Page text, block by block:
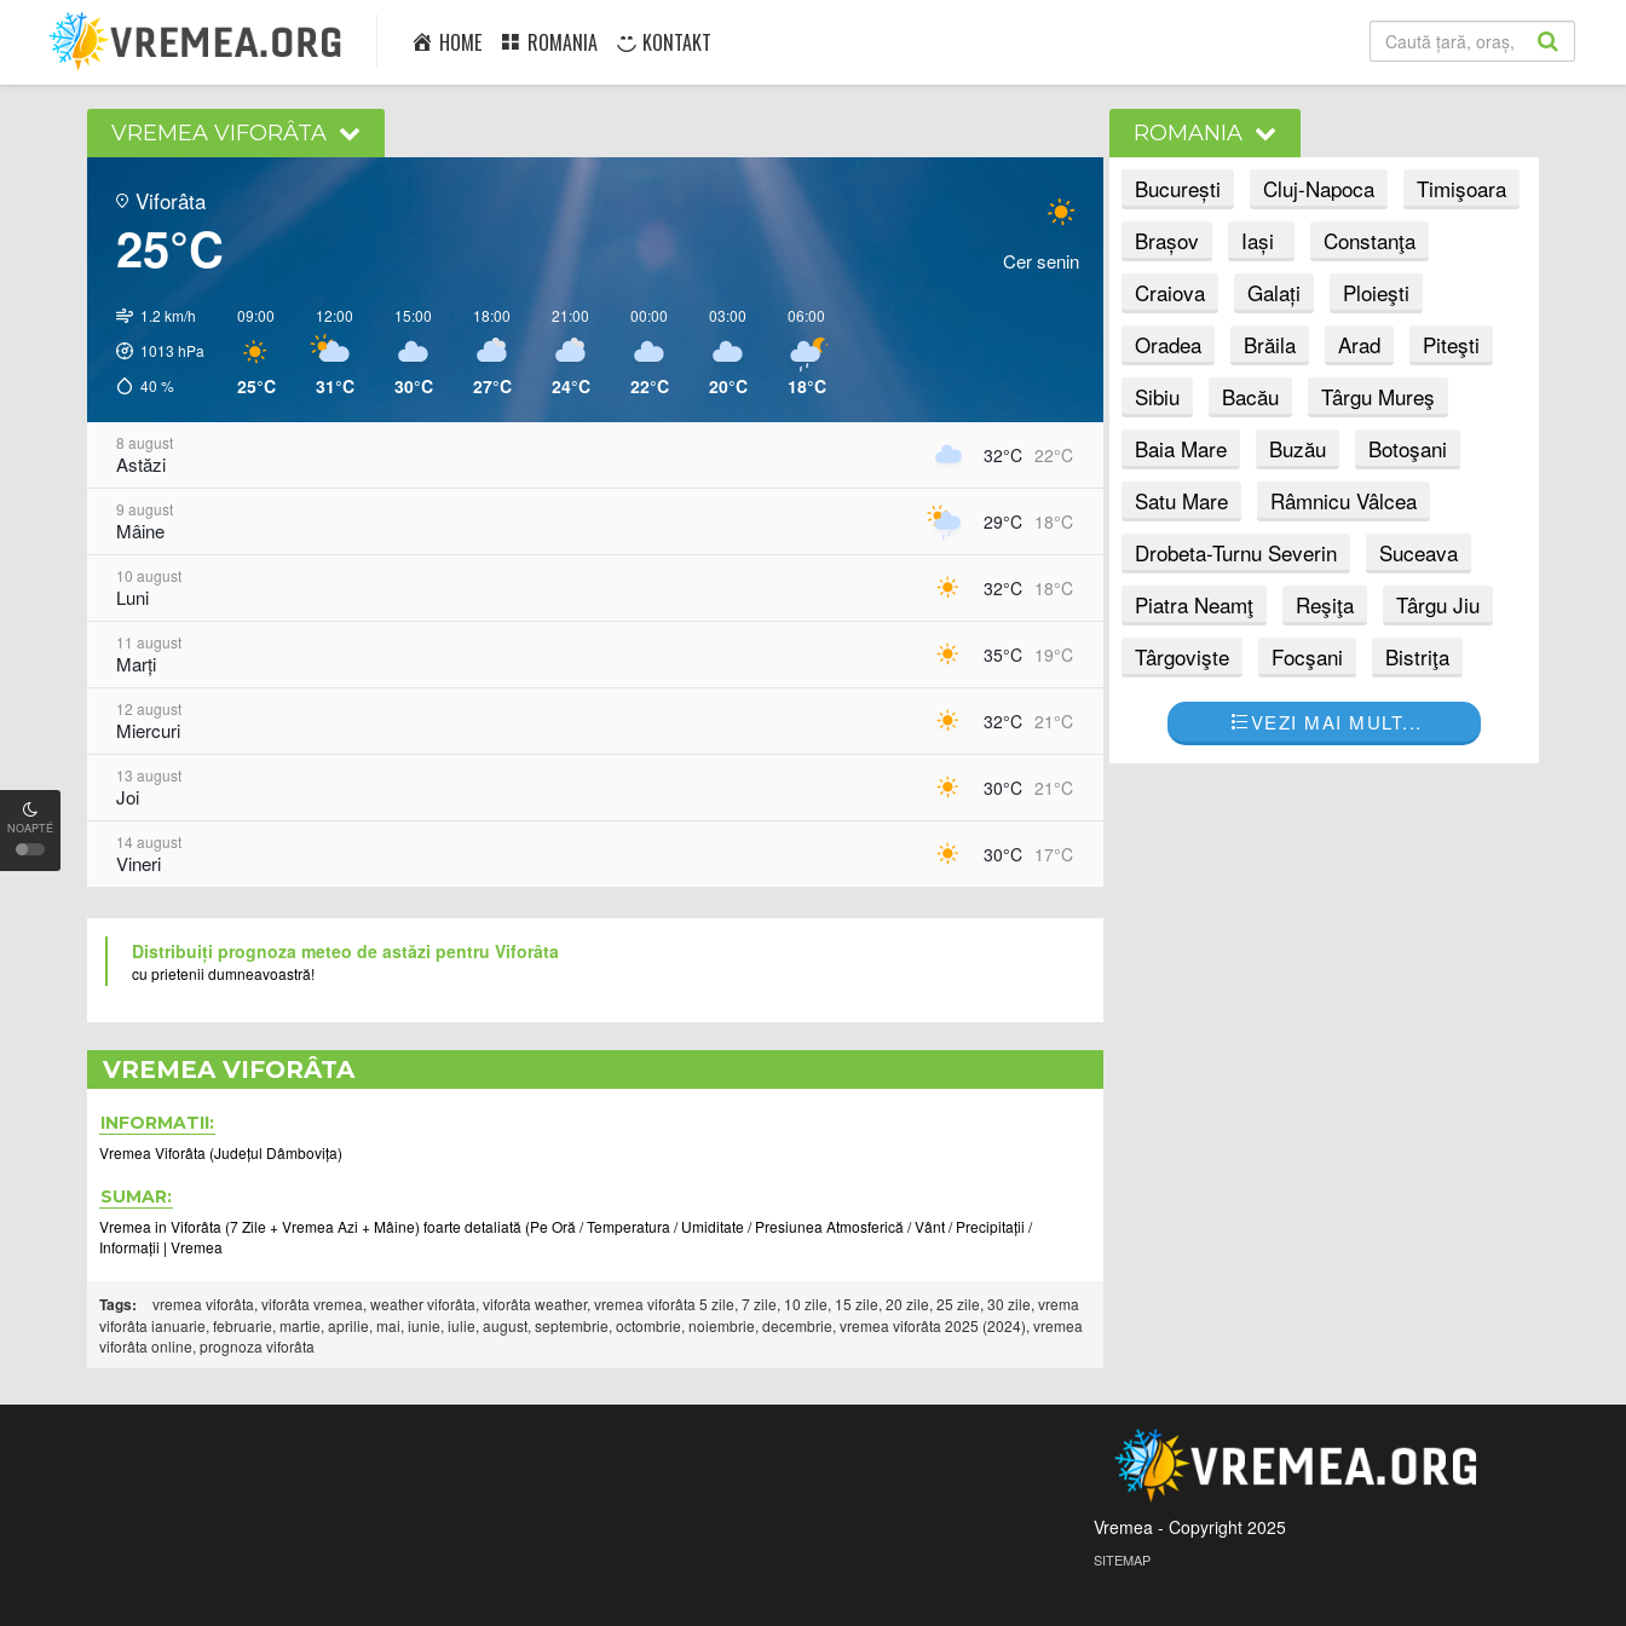
NOAPTÉ
HOME ROMANIA KONTAKT
VREMEA VIFORÂTA
Viforâta
25°C Cer senin
1.2 km/h
1013 hPa
40 %
09:00
25°C
12:00
31°C
15:00
30°C
18:00
27°C
21:00
24°C
00:00
22°C
03:00
20°C
06:00
18°C
8 august
Astăzi 32°C 22°C
9 august
Mâine 29°C 18°C
10 august
Luni 32°C 18°C
11 august
Marți 35°C 19°C
12 august
Miercuri 32°C 21°C
13 august
Joi 30°C 21°C
14 august
Vineri 30°C 17°C
Distribuiți prognoza meteo de astăzi pentru Viforâta
cu prietenii dumneavoastră!
VREMEA VIFORÂTA
INFORMATII:
Vremea Viforâta (Județul Dâmbovița)
SUMAR:
Vremea in Viforâta (7 Zile + Vremea Azi + Mâine) foarte detaliată (Pe Oră / Temperatura / Umiditate / Presiunea Atmosferică / Vânt / Precipitații /
Informații | Vremea
Tags:
vremea viforâta, viforâta vremea, weather viforâta, viforâta weather, vremea viforâta 5 zile, 7 zile, 10 zile, 15 zile, 20 zile, 25 zile, 30 zile, vrema
viforâta ianuarie, februarie, martie, aprilie, mai, iunie, iulie, august, septembrie, octombrie, noiembrie, decembrie, vremea viforâta 2025 (2024), vremea
viforâta online, prognoza viforâta
ROMANIA
București Cluj-Napoca
Timişoara
Brașov
Iași
Constanţa
Craiova
Galați
Ploieşti
Oradea
Brăila Arad
Piteşti
Sibiu
Bacău
Târgu Mureş
Baia Mare
Buzău
Botoşani
Satu Mare
Râmnicu Vâlcea
Drobeta-Turnu Severin
Suceava
Piatra Neamţ
Reşiţa
Târgu Jiu
Târgovişte
Focşani Bistriţa
VEZI MAI MULT...
Vremea - Copyright 2025
SITEMAP